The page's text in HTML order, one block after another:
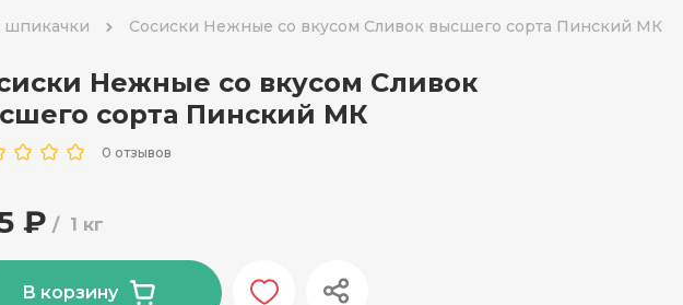
шпикачки Сосиски Нежные со вкусом Сливок высшего сорта Пинский МК
Нежные со вкусом Сливок
сорта Пинский МК
0 отзывов
1 кг
₽
В корзину
Каши, сухие завтраки, мюсли
Соус и уксус